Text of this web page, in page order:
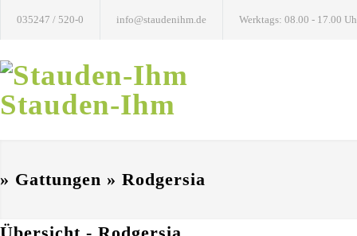
035247 / 520-0 info@staudenihm.de Werktags: 08.00 - 17.00
Stauden-Ihm
» Gattungen » Rodgersia